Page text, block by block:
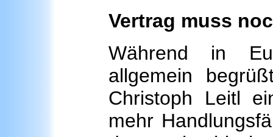
Vertrag muss
Während in
allgemein
Christoph Leitl
mehr